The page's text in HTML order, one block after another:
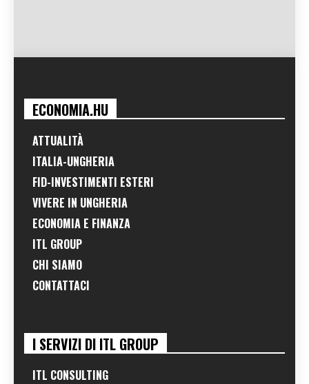
ECONOMIA.HU
ATTUALITÀ
ITALIA-UNGHERIA
FID-INVESTIMENTI ESTERI
VIVERE IN UNGHERIA
ECONOMIA E FINANZA
ITL GROUP
CHI SIAMO
CONTATTACI
I SERVIZI DI ITL GROUP
ITL CONSULTING